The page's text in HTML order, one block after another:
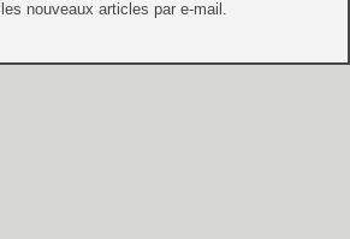
nouveaux articles par e-mail.